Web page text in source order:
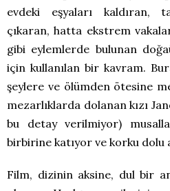
evdeki eşyaları kaldıran,
çıkaran, hatta ekstrem
gibi eylemlerde bulunan
için kullanılan bir kavram.
şeylere ve ölümden ötesine
mezarlıklarda dolanan kızı
bu detay verilmiyor)
birbirine katıyor ve korku dolu
Film, dizinin aksine, dul bir